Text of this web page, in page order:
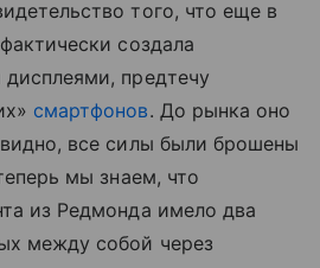
того, что еще в
создала
предтечу
смартфонов. До рынка оно
все силы были брошены
мы знаем, что
из Редмонда имело два
между собой через